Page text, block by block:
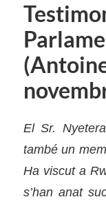
El Sr.
també un
Ha viscut a
s’han anat